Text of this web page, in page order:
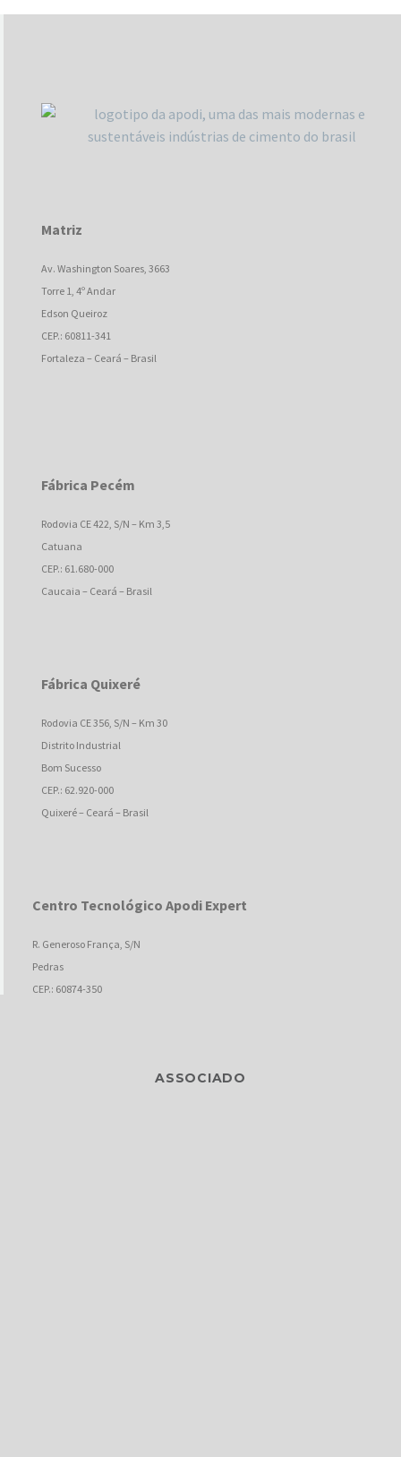
Matriz
Av. Washington Soares, 3663
Torre 1, 4º Andar
Edson Queiroz
CEP.: 60811-341
Fortaleza – Ceará – Brasil
Fábrica Pecém
Rodovia CE 422, S/N – Km 3,5
Catuana
CEP.: 61.680-000
Caucaia – Ceará – Brasil
Fábrica Quixeré
Rodovia CE 356, S/N – Km 30
Distrito Industrial
Bom Sucesso
CEP.: 62.920-000
Quixeré – Ceará – Brasil
Centro Tecnológico Apodi Expert
R. Generoso França, S/N
Pedras
CEP.: 60874-350
ASSOCIADO